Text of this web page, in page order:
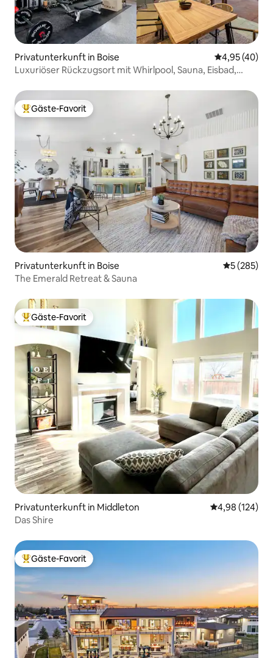
Privatunterkunft in Boise
4,95 (40)
Luxuriöser Rückzugsort mit Whirlpool, Sauna, Eisbad,
Beliebter Gäste-Favorit.
Gäste-Favorit
Privatunterkunft in Boise
5 (285)
The Emerald Retreat & Sauna
Beliebter Gäste-Favorit.
Gäste-Favorit
Privatunterkunft in Middleton
4,98 (124)
Das Shire
Beliebter Gäste-Favorit.
Gäste-Favorit